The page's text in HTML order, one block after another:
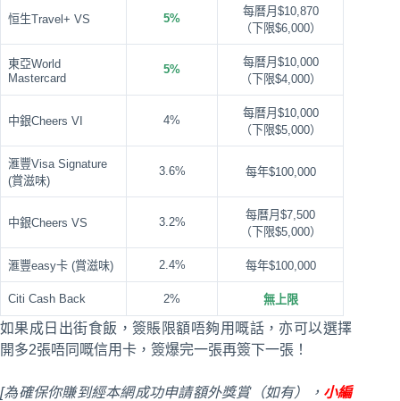
恒生Travel+ VS 5%
每曆月$10,870
（下限$6,000）
東亞World
Mastercard
5%
每曆月$10,000
（下限$4,000）
中銀Cheers VI 4%
每曆月$10,000
（下限$5,000）
滙豐Visa Signature
(賞滋味)
3.6% 每年$100,000
中銀Cheers VS 3.2%
每曆月$7,500
（下限$5,000）
滙豐easy卡 (賞滋味) 2.4% 每年$100,000
Citi Cash Back 2% 無上限
如果成日出街食飯，簽賬限額唔夠用嘅話，亦可以選擇
開多2張唔同嘅信用卡，簽爆完一張再簽下一張！
[為確保你賺到經本網成功申請額外獎賞（如有）， 小編